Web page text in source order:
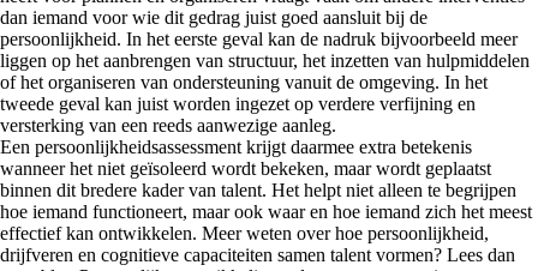
dan iemand voor wie dit gedrag juist goed aansluit bij de
persoonlijkheid. In het eerste geval kan de nadruk bijvoorbeeld meer
liggen op het aanbrengen van structuur, het inzetten van hulpmiddelen
of het organiseren van ondersteuning vanuit de omgeving. In het
tweede geval kan juist worden ingezet op verdere verfijning en
versterking van een reeds aanwezige aanleg.
Een persoonlijkheidsassessment krijgt daarmee extra betekenis
wanneer het niet geïsoleerd wordt bekeken, maar wordt geplaatst
binnen dit bredere kader van talent. Het helpt niet alleen te begrijpen
hoe iemand functioneert, maar ook waar en hoe iemand zich het meest
effectief kan ontwikkelen. Meer weten over hoe persoonlijkheid,
drijfveren en cognitieve capaciteiten samen talent vormen? Lees dan